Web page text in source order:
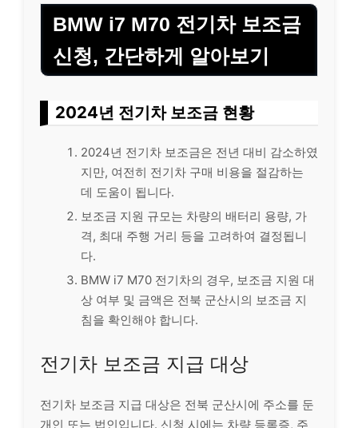
BMW i7 M70 전기차 보조금
신청, 간단하게 알아보기
2024년 전기차 보조금 현황
2024년 전기차 보조금은 전년 대비 감소하였
지만, 여전히 전기차 구매 비용을 절감하는
데 도움이 됩니다.
보조금 지원 규모는 차량의 배터리 용량, 가
격, 최대 주행 거리 등을 고려하여 결정됩니
다.
BMW i7 M70 전기차의 경우, 보조금 지원 대
상 여부 및 금액은 전북 군산시의 보조금 지
침을 확인해야 합니다.
전기차 보조금 지급 대상
전기차 보조금 지급 대상은 전북 군산시에 주소를 둔
개인 또는 법인입니다. 신청 시에는 차량 등록증, 주